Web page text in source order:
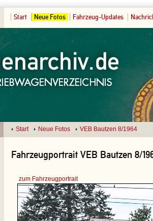
Start Neue Fotos Fahrzeug-Updates
Start Neue Fotos VEB Bautzen 8/1964
Fahrzeugportrait VEB Bautzen 8/
zum Fahrzeugportrait